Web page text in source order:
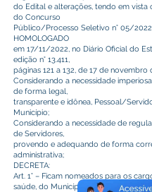
do Edital e alterações, tendo em vista
do Concurso
Público/Processo Seletivo n° 05/
HOMOLOGADO
em 17/11/2022, no Diário Oficial do
edição n° 13.411,
páginas 121 a 132, de 17 de novembro
Considerando a necessidade
de forma legal,
transparente e idônea, Pessoal/
Município;
Considerando a necessidade de
de Servidores,
provendo e adequando de forma
administrativa;
DECRETA:
Art. 1° – Ficam nomeados para os
saúde, do Município de